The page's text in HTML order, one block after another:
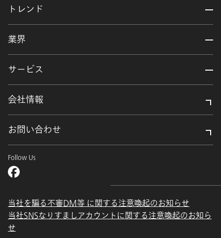
トレンド
業界
サービス
会社情報
お問い合わせ
Follow Us
当社を騙る不審DM等 に関する注意喚起のお知らせ
当社SNSなりすましアカウントに関する注意喚起のお知ら
せ